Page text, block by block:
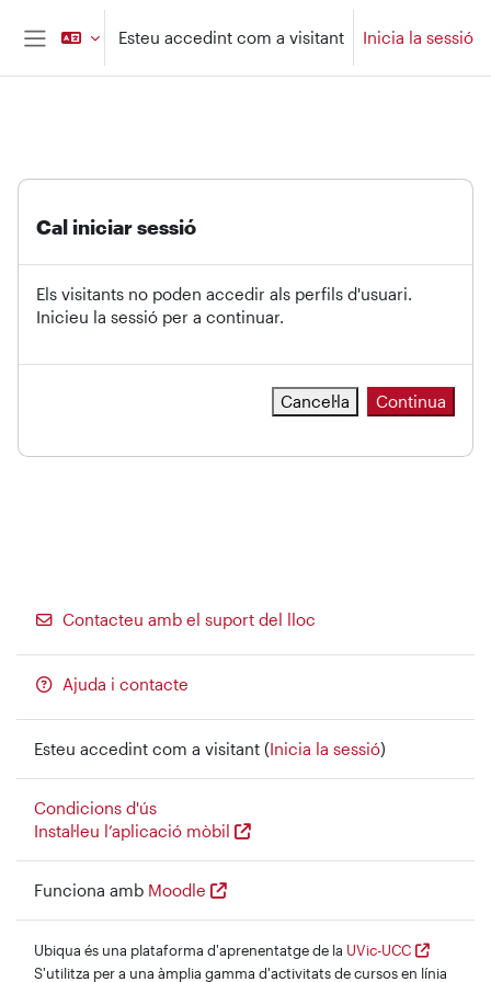
Ves al contingut principal
Esteu accedint com a visitant Inicia la sessió
Cal iniciar sessió
Els visitants no poden accedir als perfils d'usuari.
Inicieu la sessió per a continuar.
Cancel·la Continua
Contacteu amb el suport del lloc
Ajuda i contacte
Esteu accedint com a visitant (Inicia la sessió)
Condicions d'ús
Instal·leu l’aplicació mòbil
Funciona amb Moodle
Ubiqua és una plataforma d'aprenentatge de la UVic-UCC
S'utilitza per a una àmplia gamma d'activitats de cursos en línia